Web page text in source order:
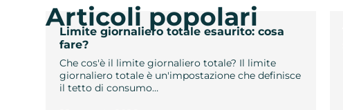
Limite giornaliero totale esaurito: cosa
fare?
Che cos'è il limite giornaliero totale? Il limite
giornaliero totale è un'impostazione che definisce
il tetto di consumo…
Articoli popolari